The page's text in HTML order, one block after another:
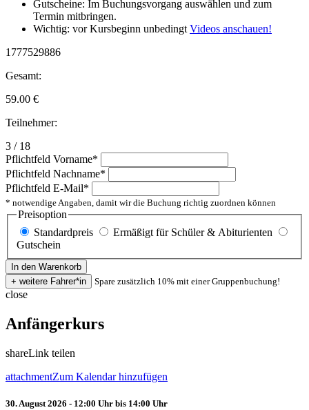
Gutscheine: Im Buchungsvorgang auswählen und zum
Termin mitbringen.
Wichtig: vor Kursbeginn unbedingtVideos anschauen!
1777529886
Gesamt:
59.00 €
Teilnehmer:
3 / 18
Pflichtfeld Vorname*
Pflichtfeld Nachname*
Pflichtfeld E-Mail*
* notwendige Angaben, damit wir die Buchung richtig zuordnen können
Preisoption
Standardpreis
Ermäßigt für Schüler & Abiturienten
Gutschein
Spare zusätzlich 10% mit einer Gruppenbuchung!
close
Anfängerkurs
shareLink teilen
attachmentZum Kalendar hinzufügen
30. August 2026 - 12:00 Uhr bis 14:00 Uhr